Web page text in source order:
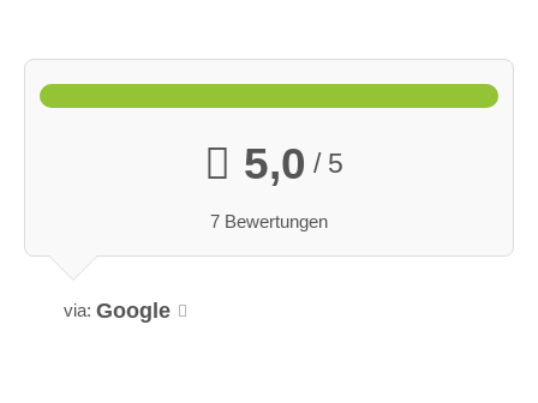
5,0 / 5
7 Bewertungen
via: Google